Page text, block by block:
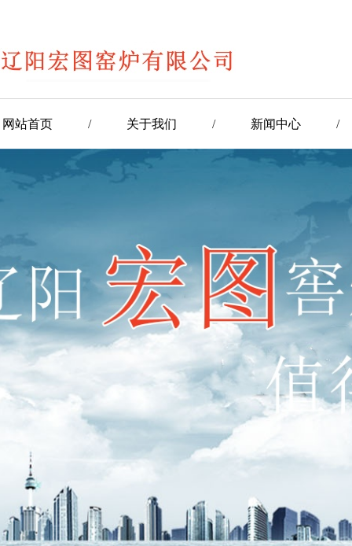
网站首页 / 关于我们 / 新闻中心 /